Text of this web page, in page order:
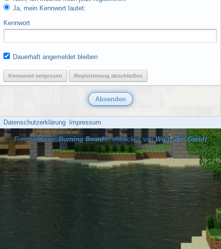
Ja, mein Kennwort lautet:
Kennwort
Dauerhaft angemeldet bleiben
Kennwort vergessen Registrierung abschließen
Datenschutzerklärung Impressum
Forensoftware: Burning Board®, entwickelt vonWoltLab® GmbH